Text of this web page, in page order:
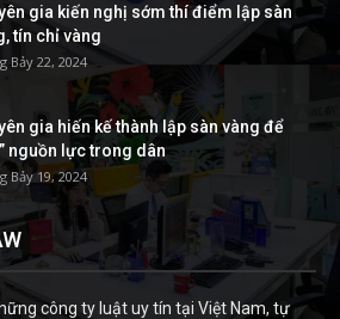
gia kiến nghị sớm thí điểm lập sàn
tín chỉ vàng
Bảy 22, 2024
gia hiến kế thành lập sàn vàng để
nguồn lực trong dân
Bảy 19, 2024
công ty luật uy tín tại Việt Nam, tự